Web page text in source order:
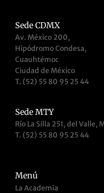
Sede CDMX
Av. México 200,
Hipódromo Condesa,
Cuauhtémoc
Ciudad de México
T. (52) 55 80 95 25 44
Sede MTY
Río La Silla 251, del Valle,
T. (52) 55 80 95 25 44
Menú
La Academia